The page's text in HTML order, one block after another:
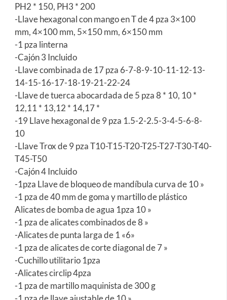
PH2 * 150, PH3 * 200
-Llave hexagonal con mango en T de 4 pza 3×100
mm, 4×100 mm, 5×150 mm, 6×150 mm
-1 pza linterna
-Cajón 3 Incluido
-Llave combinada de 17 pza 6-7-8-9-10-11-12-13-
14-15-16-17-18-19-21-22-24
-Llave de tuerca abocardada de 5 pza 8 * 10, 10 *
12,11 * 13,12 * 14,17 *
-19 Llave hexagonal de 9 pza 1.5-2-2.5-3-4-5-6-8-
10
-Llave Trox de 9 pza T10-T15-T20-T25-T27-T30-T40-
T45-T50
-Cajón 4 Incluido
-1pza Llave de bloqueo de mandíbula curva de 10 »
-1 pza de 40 mm de goma y martillo de plástico
Alicates de bomba de agua 1pza 10 »
-1 pza de alicates combinados de 8 »
-Alicates de punta larga de 1 «6»
-1 pza de alicates de corte diagonal de 7 »
-Cuchillo utilitario 1pza
-Alicates circlip 4pza
-1 pza de martillo maquinista de 300 g